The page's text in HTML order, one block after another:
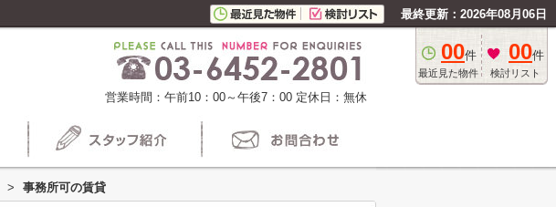
最終更新：2026年08月06日
00件
最近見た物件
00件
検討リスト
営業時間：午前10：00～午後7：00 定休日：無休
> 事務所可の賃貸